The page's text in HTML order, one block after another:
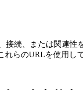
接続、または関連
らのURLを使用し